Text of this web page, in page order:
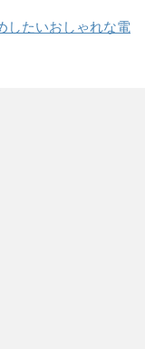
したいおしゃれな電